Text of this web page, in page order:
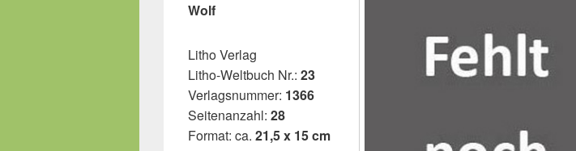
Wolf
Litho Verlag
Litho-Weltbuch Nr.: 23
Verlagsnummer: 1366
Seitenanzahl: 28
Format: ca. 21,5 x 15 cm